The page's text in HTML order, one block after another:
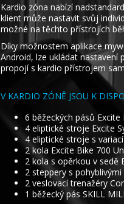
Kardio zóna nabízí
klient může nastavit svůj
možné na těchto přístrojích
Díky možnostem aplikace
Android, lze ukládat nastavení
propojí s kardio přístrojem
V KARDIO ZÓNĚ JSOU K
6 běžeckých pásů Excite
4 eliptické stroje Excite
4 eliptické stroje s
2 kola Excite Bike 700
2 kola s opěrkou v sedě
2 steppery s
2 veslovací trenažéry
1 běžecký pás SKILL